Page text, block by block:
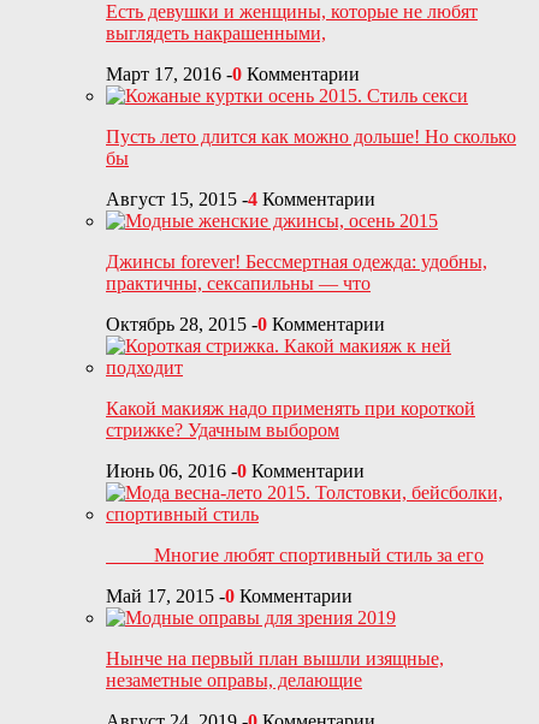
Есть девушки и женщины, которые не любят
выглядеть накрашенными,
Март 17, 2016 -0 Комментарии
Пусть лето длится как можно дольше! Но сколько
бы
Август 15, 2015 -4 Комментарии
Джинсы forever! Бессмертная одежда: удобны,
практичны, сексапильны — что
Октябрь 28, 2015 -0 Комментарии
Какой макияж надо применять при короткой
стрижке? Удачным выбором
Июнь 06, 2016 -0 Комментарии
Многие любят спортивный стиль за его
Май 17, 2015 -0 Комментарии
Нынче на первый план вышли изящные,
незаметные оправы, делающие